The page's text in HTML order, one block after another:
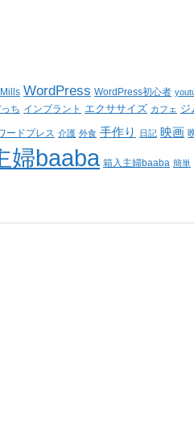
WordPress WordPress初心者
ち インプラント エクササイズ カフェ ジ
ードプレス 介護 外食 手作り 日記 映画
婦baaba 箱入主婦baaba 簡単